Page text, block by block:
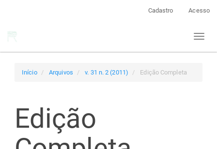
Cadastro Acesso
Toggle
Início Arquivos v. 31 n. 2 (2011) Edição Completa
Edição